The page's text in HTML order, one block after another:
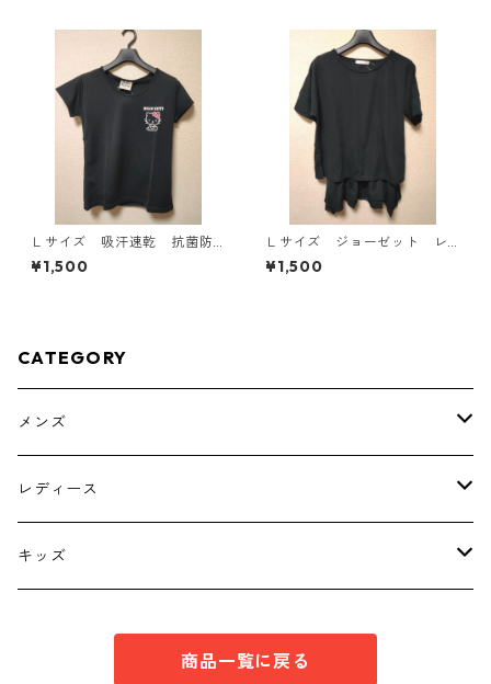
Ｌサイズ 吸汗速乾 抗菌防
臭・消臭 ハローキティ ド
ライメッシュＴシャツ ブラ
¥1,500
Ｌサイズ ジョーゼット レ
イヤード風プルオーバー ブ
ラック KAE-4792
¥1,500
CATEGORY
メンズ
トップス
ボトムス
レディース
トップス
キッズ
商品一覧に戻る